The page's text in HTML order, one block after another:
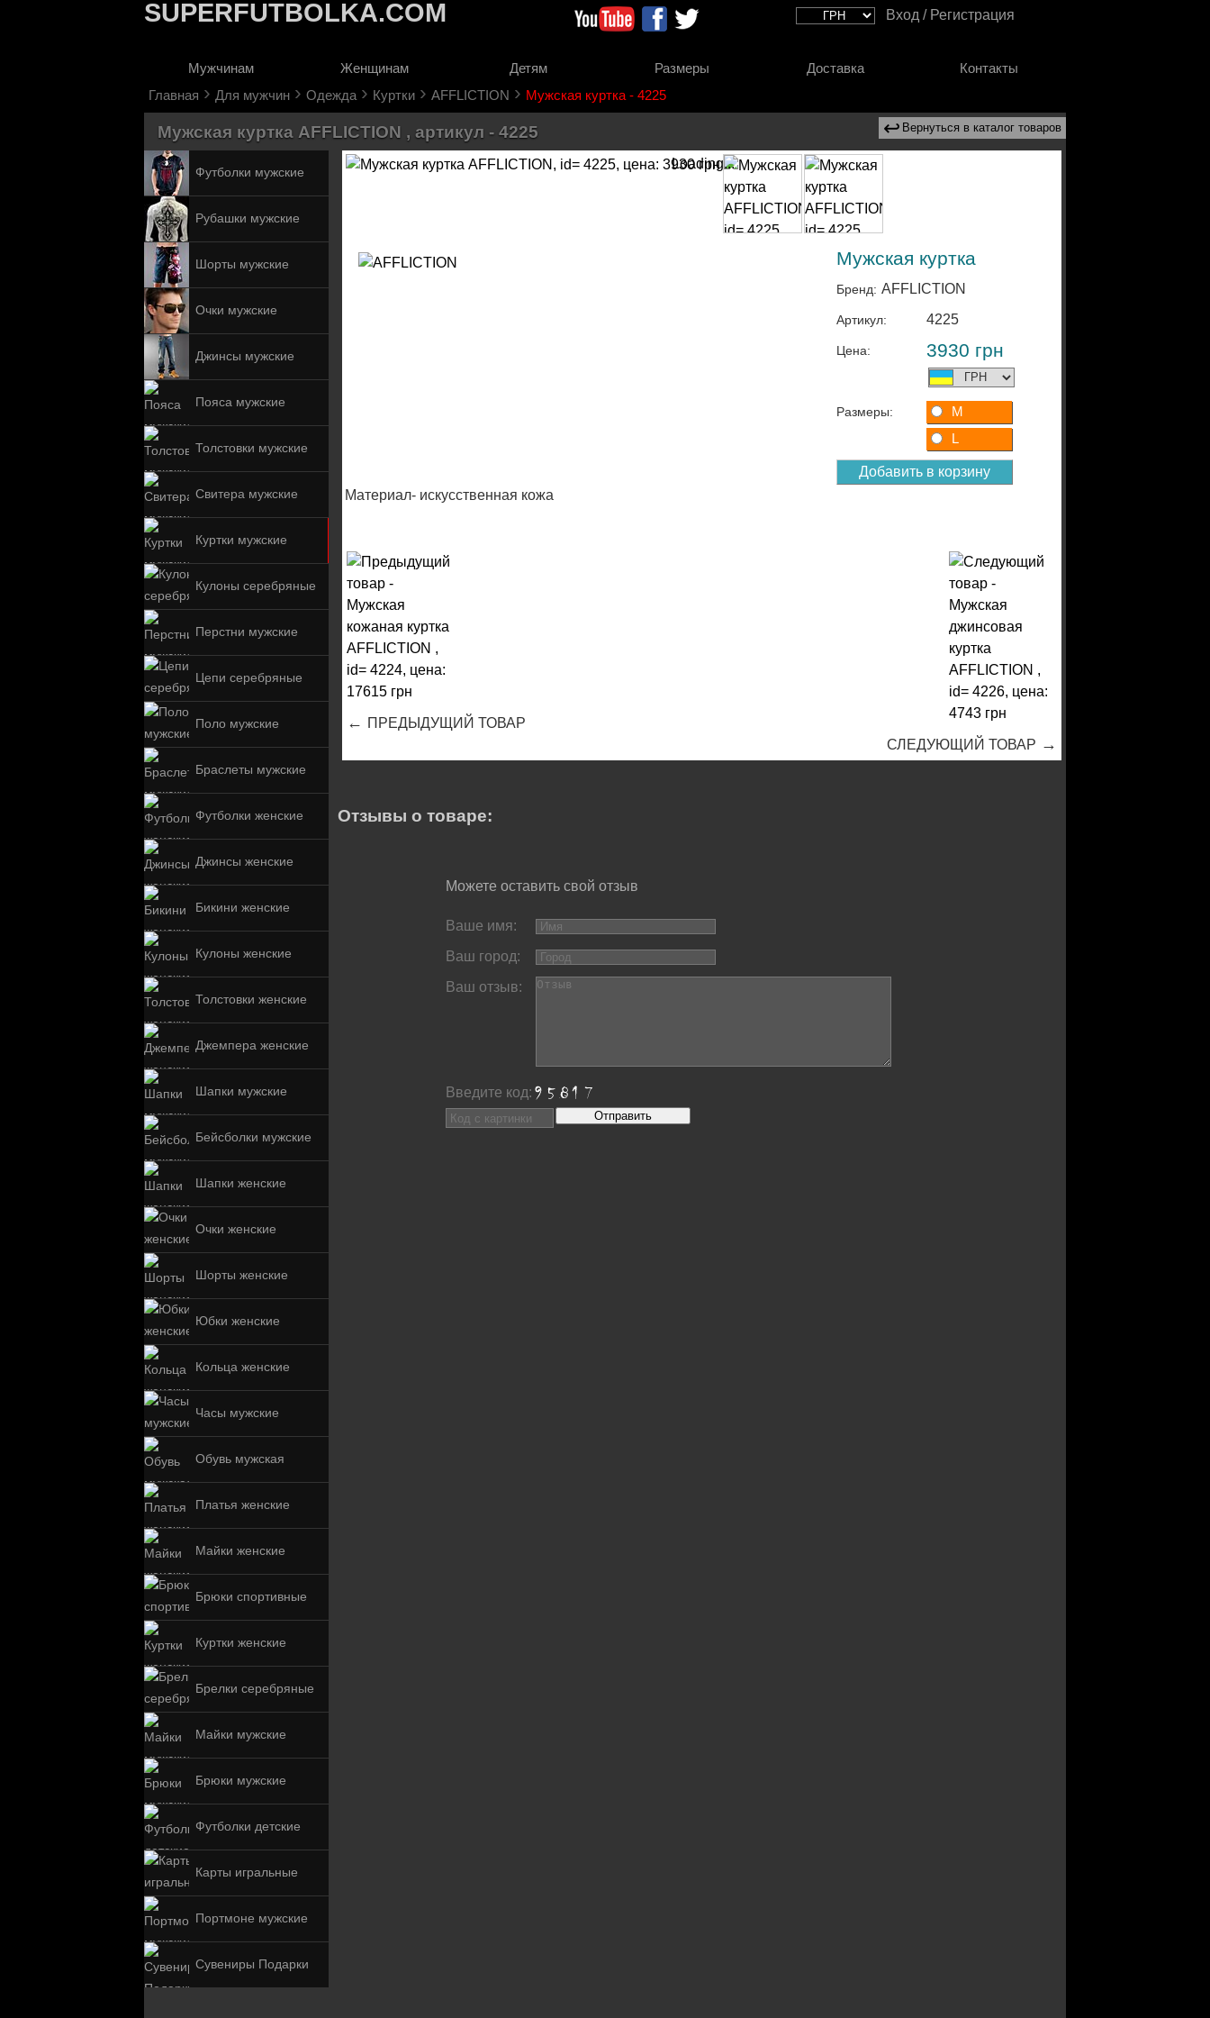
SUPERFUTBOLKA.COM Вход / Регистрация
Размеры Доставка Контакты
Мужчинам Женщинам
Детям
Главная › Для мужчин › Одежда › Куртки › AFFLICTION › Мужская куртка - 4225
Футболки мужские
Рубашки мужские
Шорты мужские
Очки мужские
Джинсы мужские
Пояса мужские
Толстовки мужские
Свитера мужские
Куртки мужские
Кулоны серебряные
Перстни мужские
Цепи серебряные
Поло мужские
Браслеты мужские
Футболки женские
Джинсы женские
Бикини женские
Кулоны женские
Толстовки женские
Джемпера женские
Шапки мужские
Бейсболки мужские
Шапки женские
Очки женские
Шорты женские
Юбки женские
Кольца женские
Часы мужские
Обувь мужская
Платья женские
Майки женские
Брюки спортивные
Куртки женские
Брелки серебряные
Майки мужские
Брюки мужские
Футболки детские
Карты игральные
Портмоне мужские
Сувениры Подарки
Мужская куртка AFFLICTION , артикул - 4225 ↩ Вернуться в каталог товаров
Loading...
Мужская куртка
Бренд: AFFLICTION
Артикул: 4225
Цена: 3930 грн
Размеры:
M
L
Материал- искусственная кожа
← ПРЕДЫДУЩИЙ ТОВАР
СЛЕДУЮЩИЙ ТОВАР →
Отзывы о товаре:
Можете оставить свой отзыв
Ваше имя:
Ваш город:
Ваш отзыв:
Введите код: